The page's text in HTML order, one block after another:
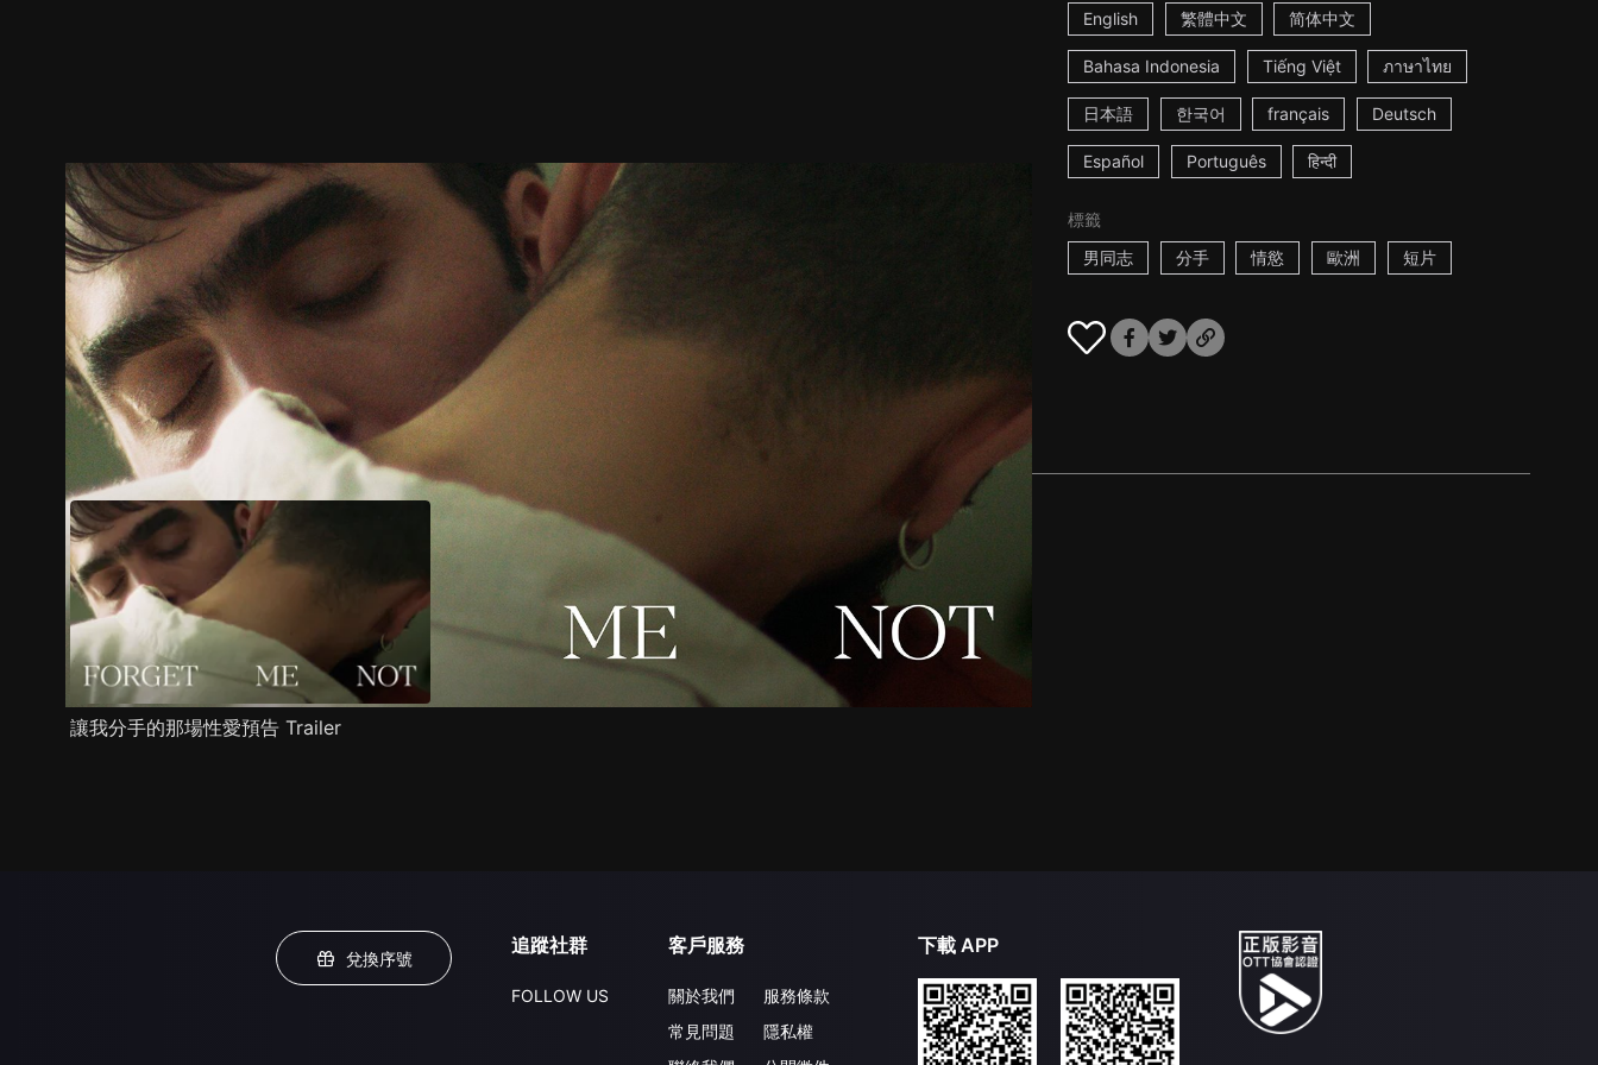
English 繁體中文 简体中文
Bahasa Indonesia Tiếng Việt ภาษาไทย
日本語 한국어 français Deutsch
Español Português हिन्दी
標籤
男同志
分手 情慾 歐洲 短片
預告 劇照 推薦影片 劇情介紹
讓我分手的那場性愛預告 Trailer
兌換序號
追蹤社群
FOLLOW US
客戶服務
關於我們
常見問題
服務條款
隱私權
下載 APP